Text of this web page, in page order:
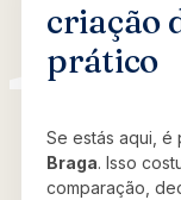
criação
prático
Se estás aqui, é
Braga. Isso
comparação,